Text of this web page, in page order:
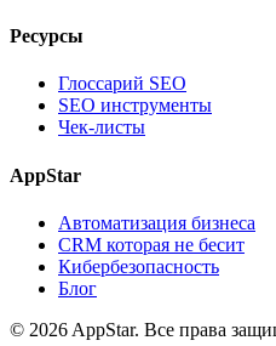
Ресурсы
Глоссарий SEO
SEO инструменты
Чек-листы
AppStar
Автоматизация бизнеса
CRM которая не бесит
Кибербезопасность
Блог
© 2026 AppStar. Все права